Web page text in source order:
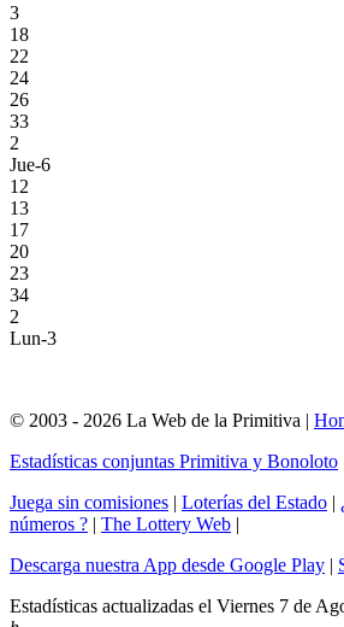
3
18
22
24
26
33
2
Jue-6
12
13
17
20
23
34
2
Lun-3
© 2003 - 2026 La Web de la Primitiva |
Estadísticas conjuntas Primitiva y Bonoloto
Juega sin comisiones | Loterías del Estado |
números ? | The Lottery Web |
Descarga nuestra App desde Google Play |
Estadísticas actualizadas el Viernes 7 de